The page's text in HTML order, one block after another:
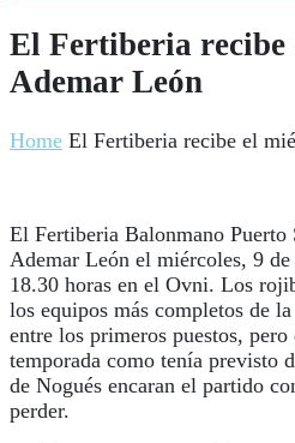
El Fertiberia recibe
Ademar León
Home El Fertiberia recibe el
El Fertiberia Balonmano Puerto
Ademar León el miércoles, 9
18.30 horas en el Ovni. Los
los equipos más completos de
entre los primeros puestos, pero
temporada como tenía previsto
de Nogués encaran el partido
perder.